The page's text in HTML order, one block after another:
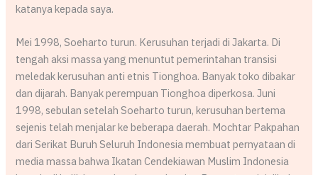
katanya kepada saya.
Mei 1998, Soeharto turun. Kerusuhan terjadi di Jakarta. Di
tengah aksi massa yang menuntut pemerintahan transisi
meledak kerusuhan anti etnis Tionghoa. Banyak toko dibakar
dan dijarah. Banyak perempuan Tionghoa diperkosa. Juni
1998, sebulan setelah Soeharto turun, kerusuhan bertema
sejenis telah menjalar ke beberapa daerah. Mochtar Pakpahan
dari Serikat Buruh Seluruh Indonesia membuat pernyataan di
media massa bahwa Ikatan Cendekiawan Muslim Indonesia